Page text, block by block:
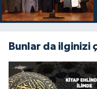
Bunlar da ilginizi
Giresun
Hatay Müftülüğü